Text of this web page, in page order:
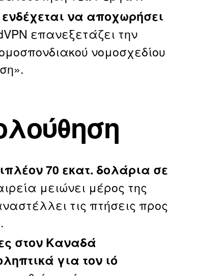
να αποχωρήσει
επανεξετάζει την
νομοσχεδίου
70 εκατ. δολάρια σε
μειώνει μέρος της
τις πτήσεις προς
στον Καναδά
για τον ιό